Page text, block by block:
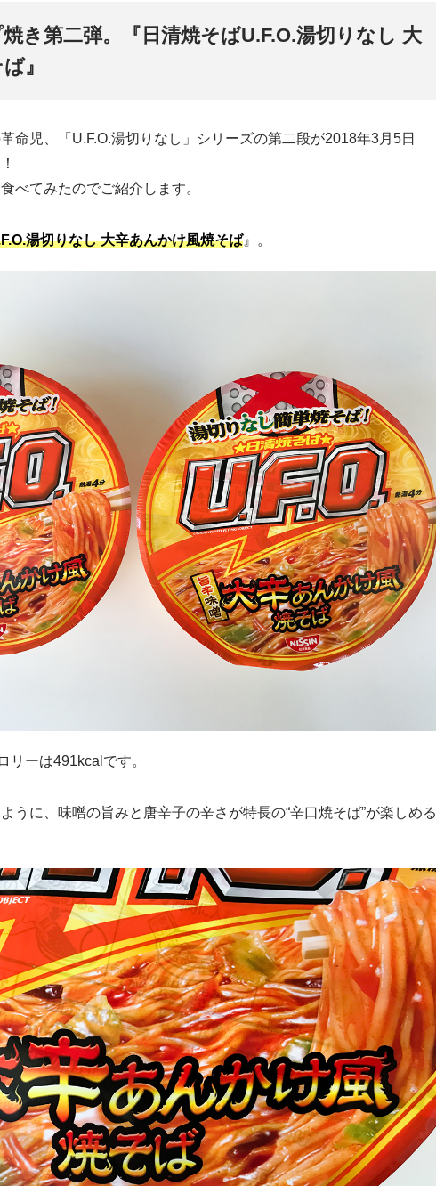
き第二弾。『日清焼そばU.F.O.湯切りなし 大
』
命児、「U.F.O.湯切りなし」シリーズの第二段が2018年3月5日
べてみたのでご紹介します。
湯切りなし 大辛あんかけ風焼そば』。
リーは491kcalです。
うに、味噌の旨みと唐辛子の辛さが特長の“辛口焼そば”が楽しめる